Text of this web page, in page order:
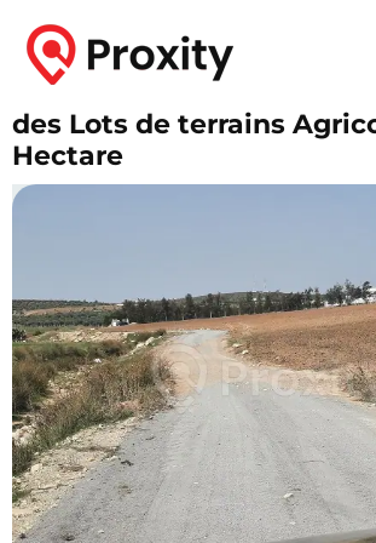
des Lots de terrains
Hectare